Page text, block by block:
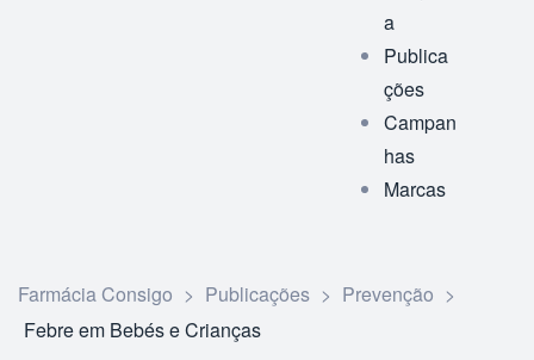
a
Publica
ções
Campan
has
Marcas
Farmácia Consigo > Publicações > Prevenção >
Febre em Bebés e Crianças